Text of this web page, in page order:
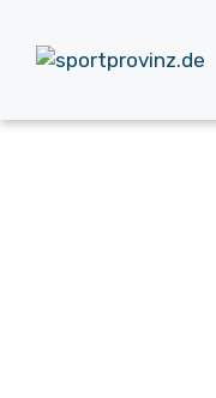
Inhalt
springen